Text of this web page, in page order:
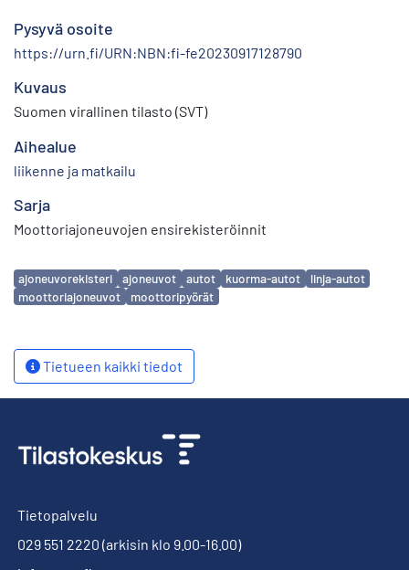
Pysyvä osoite
https://urn.fi/URN:NBN:fi-fe20230917128790
Kuvaus
Suomen virallinen tilasto (SVT)
Aihealue
liikenne ja matkailu
Sarja
Moottoriajoneuvojen ensirekisteröinnit
Avainsanat
ajoneuvorekisteri ajoneuvot autot kuorma-autot
linja-autot
moottoriajoneuvot
moottoripyörät
Tietueen kaikki tiedot
Tietopalvelu
029 551 2220 (arkisin klo 9.00-16.00)